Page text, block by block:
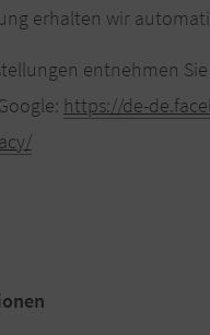
erhalten wir
entnehmen
https://de-